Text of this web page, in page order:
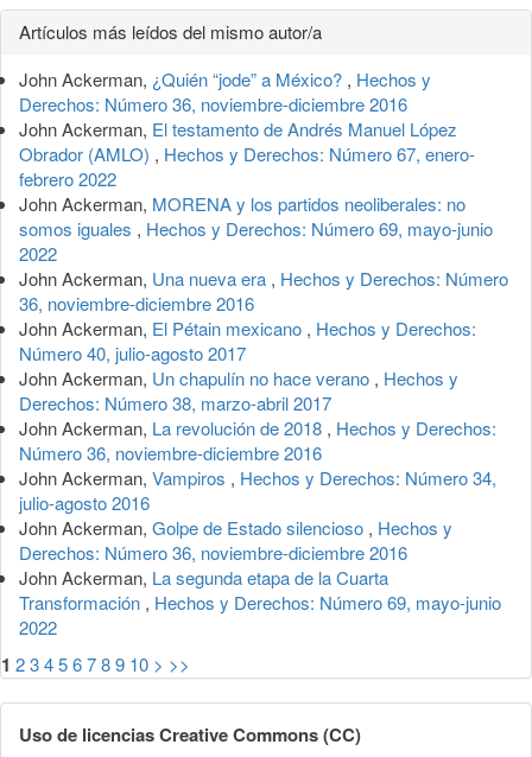
Detalles
del
artículo
Artículos más leídos del mismo autor/a
John Ackerman, ¿Quién “jode” a México? , Hechos y
Derechos: Número 36, noviembre-diciembre 2016
John Ackerman, El testamento de Andrés Manuel López
Obrador (AMLO) , Hechos y Derechos: Número 67, enero-
febrero 2022
John Ackerman, MORENA y los partidos neoliberales: no
somos iguales , Hechos y Derechos: Número 69, mayo-junio
2022
John Ackerman, Una nueva era , Hechos y Derechos: Número
36, noviembre-diciembre 2016
John Ackerman, El Pétain mexicano , Hechos y Derechos:
Número 40, julio-agosto 2017
John Ackerman, Un chapulín no hace verano , Hechos y
Derechos: Número 38, marzo-abril 2017
John Ackerman, La revolución de 2018 , Hechos y Derechos:
Número 36, noviembre-diciembre 2016
John Ackerman, Vampiros , Hechos y Derechos: Número 34,
julio-agosto 2016
John Ackerman, Golpe de Estado silencioso , Hechos y
Derechos: Número 36, noviembre-diciembre 2016
John Ackerman, La segunda etapa de la Cuarta
Transformación , Hechos y Derechos: Número 69, mayo-junio
2022
1 23456789 10 > >>
Uso de licencias Creative Commons (CC)